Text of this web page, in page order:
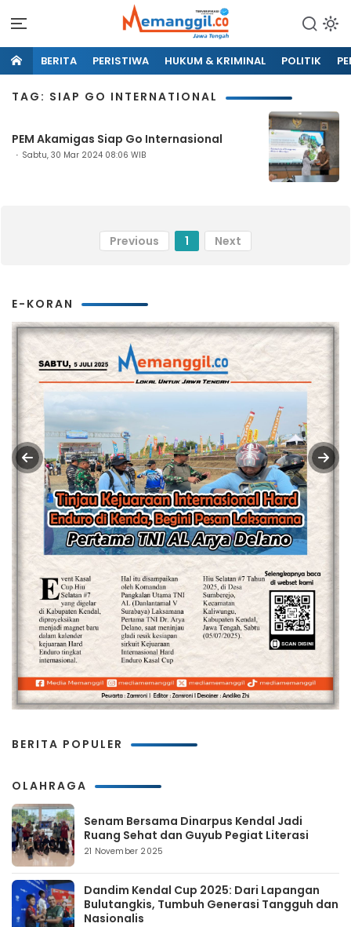
BERITA PERISTIWA HUKUM & KRIMINAL POLITIK
TAG: SIAP GO INTERNATIONAL
PEM Akamigas Siap Go Internasional
Sabtu, 30 Mar 2024 08:06 WIB
Previous 1 Next
E-KORAN
BERITA POPULER
OLAHRAGA
Senam Bersama Dinarpus Kendal Jadi
Ruang Sehat dan Guyub Pegiat Literasi
21 November 2025
Dandim Kendal Cup 2025: Dari Lapangan
Bulutangkis, Tumbuh Generasi Tangguh dan
Nasionalis